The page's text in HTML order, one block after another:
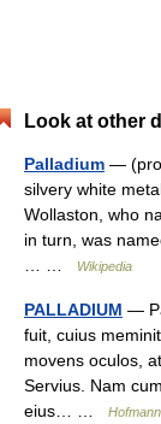
Look at other
Palladium —
silvery white
Wollaston, who
in turn, was
Wikipedia
PALLADIUM —
fuit, cuius
movens oculos,
Servius. Nam
eius… …